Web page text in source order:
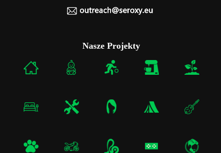
Nasze Projekty